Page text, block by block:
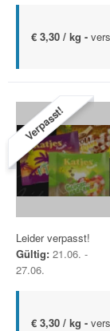
€ 3,30 / kg -
Verpasst!
Leider verpasst!
Gültig: 21.06. -
27.06.
€ 3,30 / kg -